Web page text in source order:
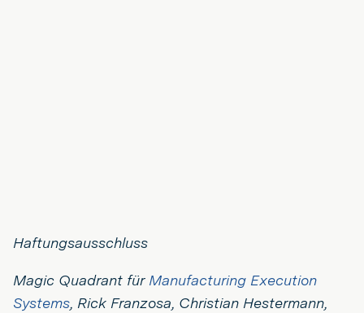
Haftungsausschluss
Magic Quadrant für Manufacturing Execution
Systems, Rick Franzosa, Christian Hestermann,